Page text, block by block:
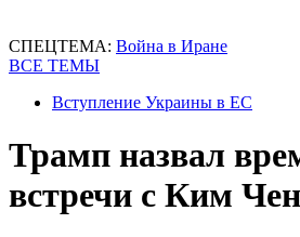
СПЕЦТЕМА: Война в Иране
ВСЕ ТЕМЫ
Вступление Украины в ЕС
Трамп назвал
встречи с Ким